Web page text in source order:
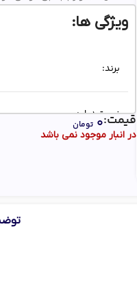
ویژگی ها:
برند:
نوع تبدیل:
در انبار موجود نمی باشد
قیمت:۰ تومان